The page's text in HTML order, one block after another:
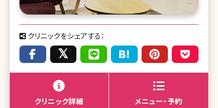
クリニックをシェアする：
クリニック詳細 メニュー・予約